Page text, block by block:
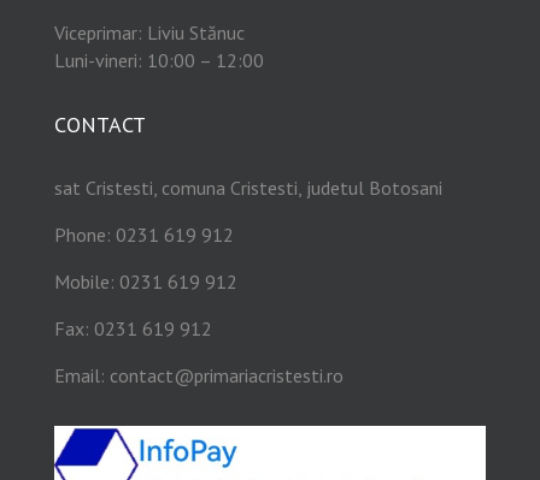
Viceprimar: Liviu Stănuc
Luni-vineri: 10:00 – 12:00
CONTACT
sat Cristesti, comuna Cristesti, judetul Botosani
Phone: 0231 619 912
Mobile: 0231 619 912
Fax: 0231 619 912
Email: contact@primariacristesti.ro